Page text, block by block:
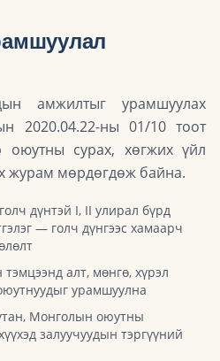
амжилтыг урамшуулах
2020.04.22-ны 01/10 тоот
оюутны сурах, хөгжих үйл
журам мөрдөгдөж байна.
дүнтэй I, II улирал бүрд
— голч дүнгээс хамаарч
алт, мөнгө, хүрэл
урамшуулна
Монголын оюутны
залуучуудын тэргүүний